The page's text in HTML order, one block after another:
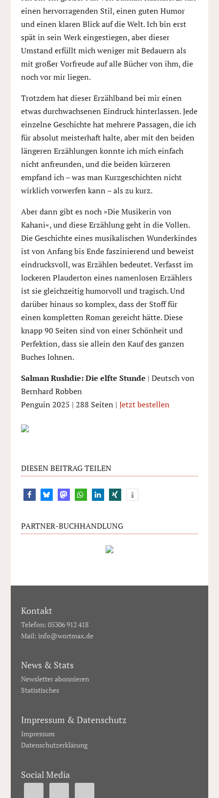
einen hervorragenden Stil, einen guten Humor
und einen klaren Blick auf die Welt. Ich bin erst
spät in sein Werk eingestiegen, aber dieser
Umstand erfüllt mich weniger mit Bedauern als
mit großer Vorfreude auf alle Bücher von ihm, die
noch vor mir liegen.
Trotzdem hat dieser Erzählband bei mir einen
etwas durchwachsenen Eindruck hinterlassen. Jede
einzelne Geschichte hat mehrere Passagen, die ich
für absolut meisterhaft halte, aber mit den beiden
längeren Erzählungen konnte ich mich einfach
nicht anfreunden, und die beiden kürzeren
empfand ich – was man Kurzgeschichten nicht
wirklich vorwerfen kann – als zu kurz.
Aber dann gibt es noch »Die Musikerin von
Kahani«, und diese Erzählung geht in die Vollen.
Die Geschichte eines musikalischen Wunderkindes
ist von Anfang bis Ende faszinierend und beweist
eindrucksvoll, was Erzählen bedeutet. Verfasst im
lockeren Plauderton eines namenlosen Erzählers
ist sie gleichzeitig humorvoll und tragisch. Und
darüber hinaus so komplex, dass der Stoff für
einen kompletten Roman gereicht hätte. Diese
knapp 90 Seiten sind von einer Schönheit und
Perfektion, dass sie allein den Kauf des ganzen
Buches lohnen.
Salman Rushdie: Die elfte Stunde | Deutsch von
Bernhard Robben
Penguin 2025 | 288 Seiten | Jetzt bestellen
DIESEN BEITRAG TEILEN
PARTNER-BUCHHANDLUNG
Kontakt
Telefon: 05306 912 418
Mail: info@wortmax.de
News & Stats
Newsletter abonnieren
Statistisches
Impressum & Datenschutz
Impressum
Datenschutzerklärung
Social Media